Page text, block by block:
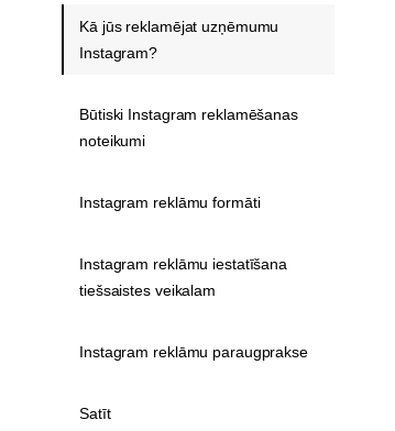
Kā jūs reklamējat uzņēmumu
Instagram?
Būtiski Instagram reklamēšanas
noteikumi
Instagram reklāmu formāti
Instagram reklāmu iestatīšana
tiešsaistes veikalam
Instagram reklāmu paraugprakse
Satīt